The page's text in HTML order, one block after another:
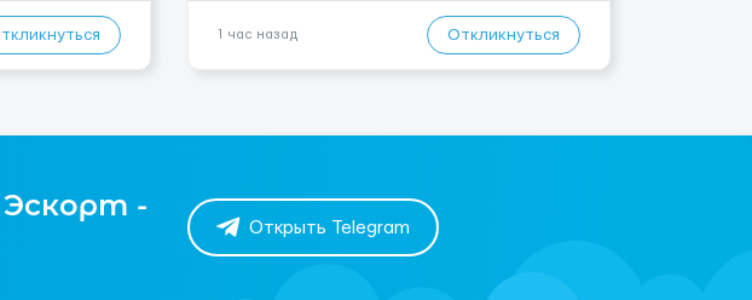
Іноді
трех месяцев. Мед. страховка. Высокая зарплат...
1 час назад Откликнуться
-
Открыть Telegram